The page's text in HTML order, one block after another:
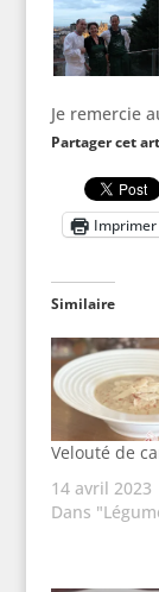
Je remercie
Partager cet
Imprimer
Similaire
Velouté de
14 avril 2023
Dans